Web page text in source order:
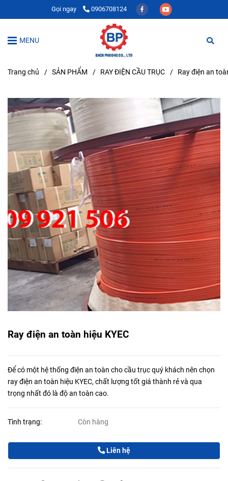
Gọi ngay 0906708124
MENU
Trang chủ / SẢN PHẨM / RAY ĐIỆN CẦU TRỤC / Ray điện an
Ray điện an toàn hiệu KYEC
Để có một hệ thống điện an toàn cho cầu trục quý khách nên chọn
ray điện an toàn hiệu KYEC, chất lượng tốt giá thành rẻ và qua
trọng nhất đó là độ an toàn cao.
Tình trạng: Còn hàng
Liên hệ